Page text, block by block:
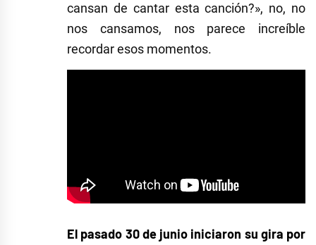
cansan de cantar esta canción?», no, no
nos cansamos, nos parece increíble
recordar esos momentos.
El pasado 30 de junio iniciaron su gira por